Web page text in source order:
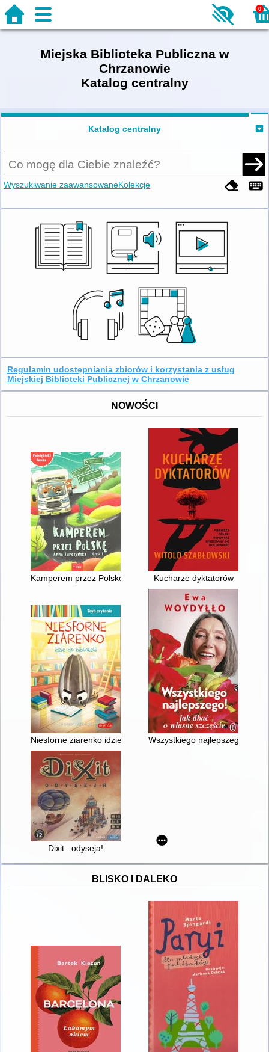
0
Miejska Biblioteka Publiczna w
Chrzanowie
Katalog centralny
Katalog centralny
Wyszukiwanie zaawansowaneKolekcje
Regulamin udostępniania zbiorów i korzystania z usług
Miejskiej Biblioteki Publicznej w Chrzanowie
NOWOŚCI
Kamperem przez Polskę. Cz. 1 Kucharze dyktatorów
Niesforne ziarenko idzie do bibliotekiWszystkiego najlepszego! : jak
Dixit : odyseja!
BLISKO I DALEKO